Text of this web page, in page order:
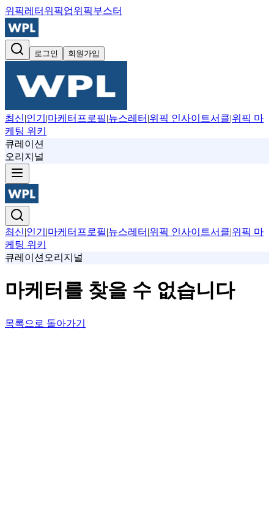
위픽레터 위픽업위픽부스터
로그인 회원가입
최신|인기 |마케터프로필|뉴스레터 |위픽 인사이트서클|위픽 마
케팅 위키
큐레이션
오리지널
최신|인기 |마케터프로필|뉴스레터 |위픽 인사이트서클|위픽 마
케팅 위키
큐레이션 오리지널
마케터를 찾을 수 없습니다
목록으로 돌아가기